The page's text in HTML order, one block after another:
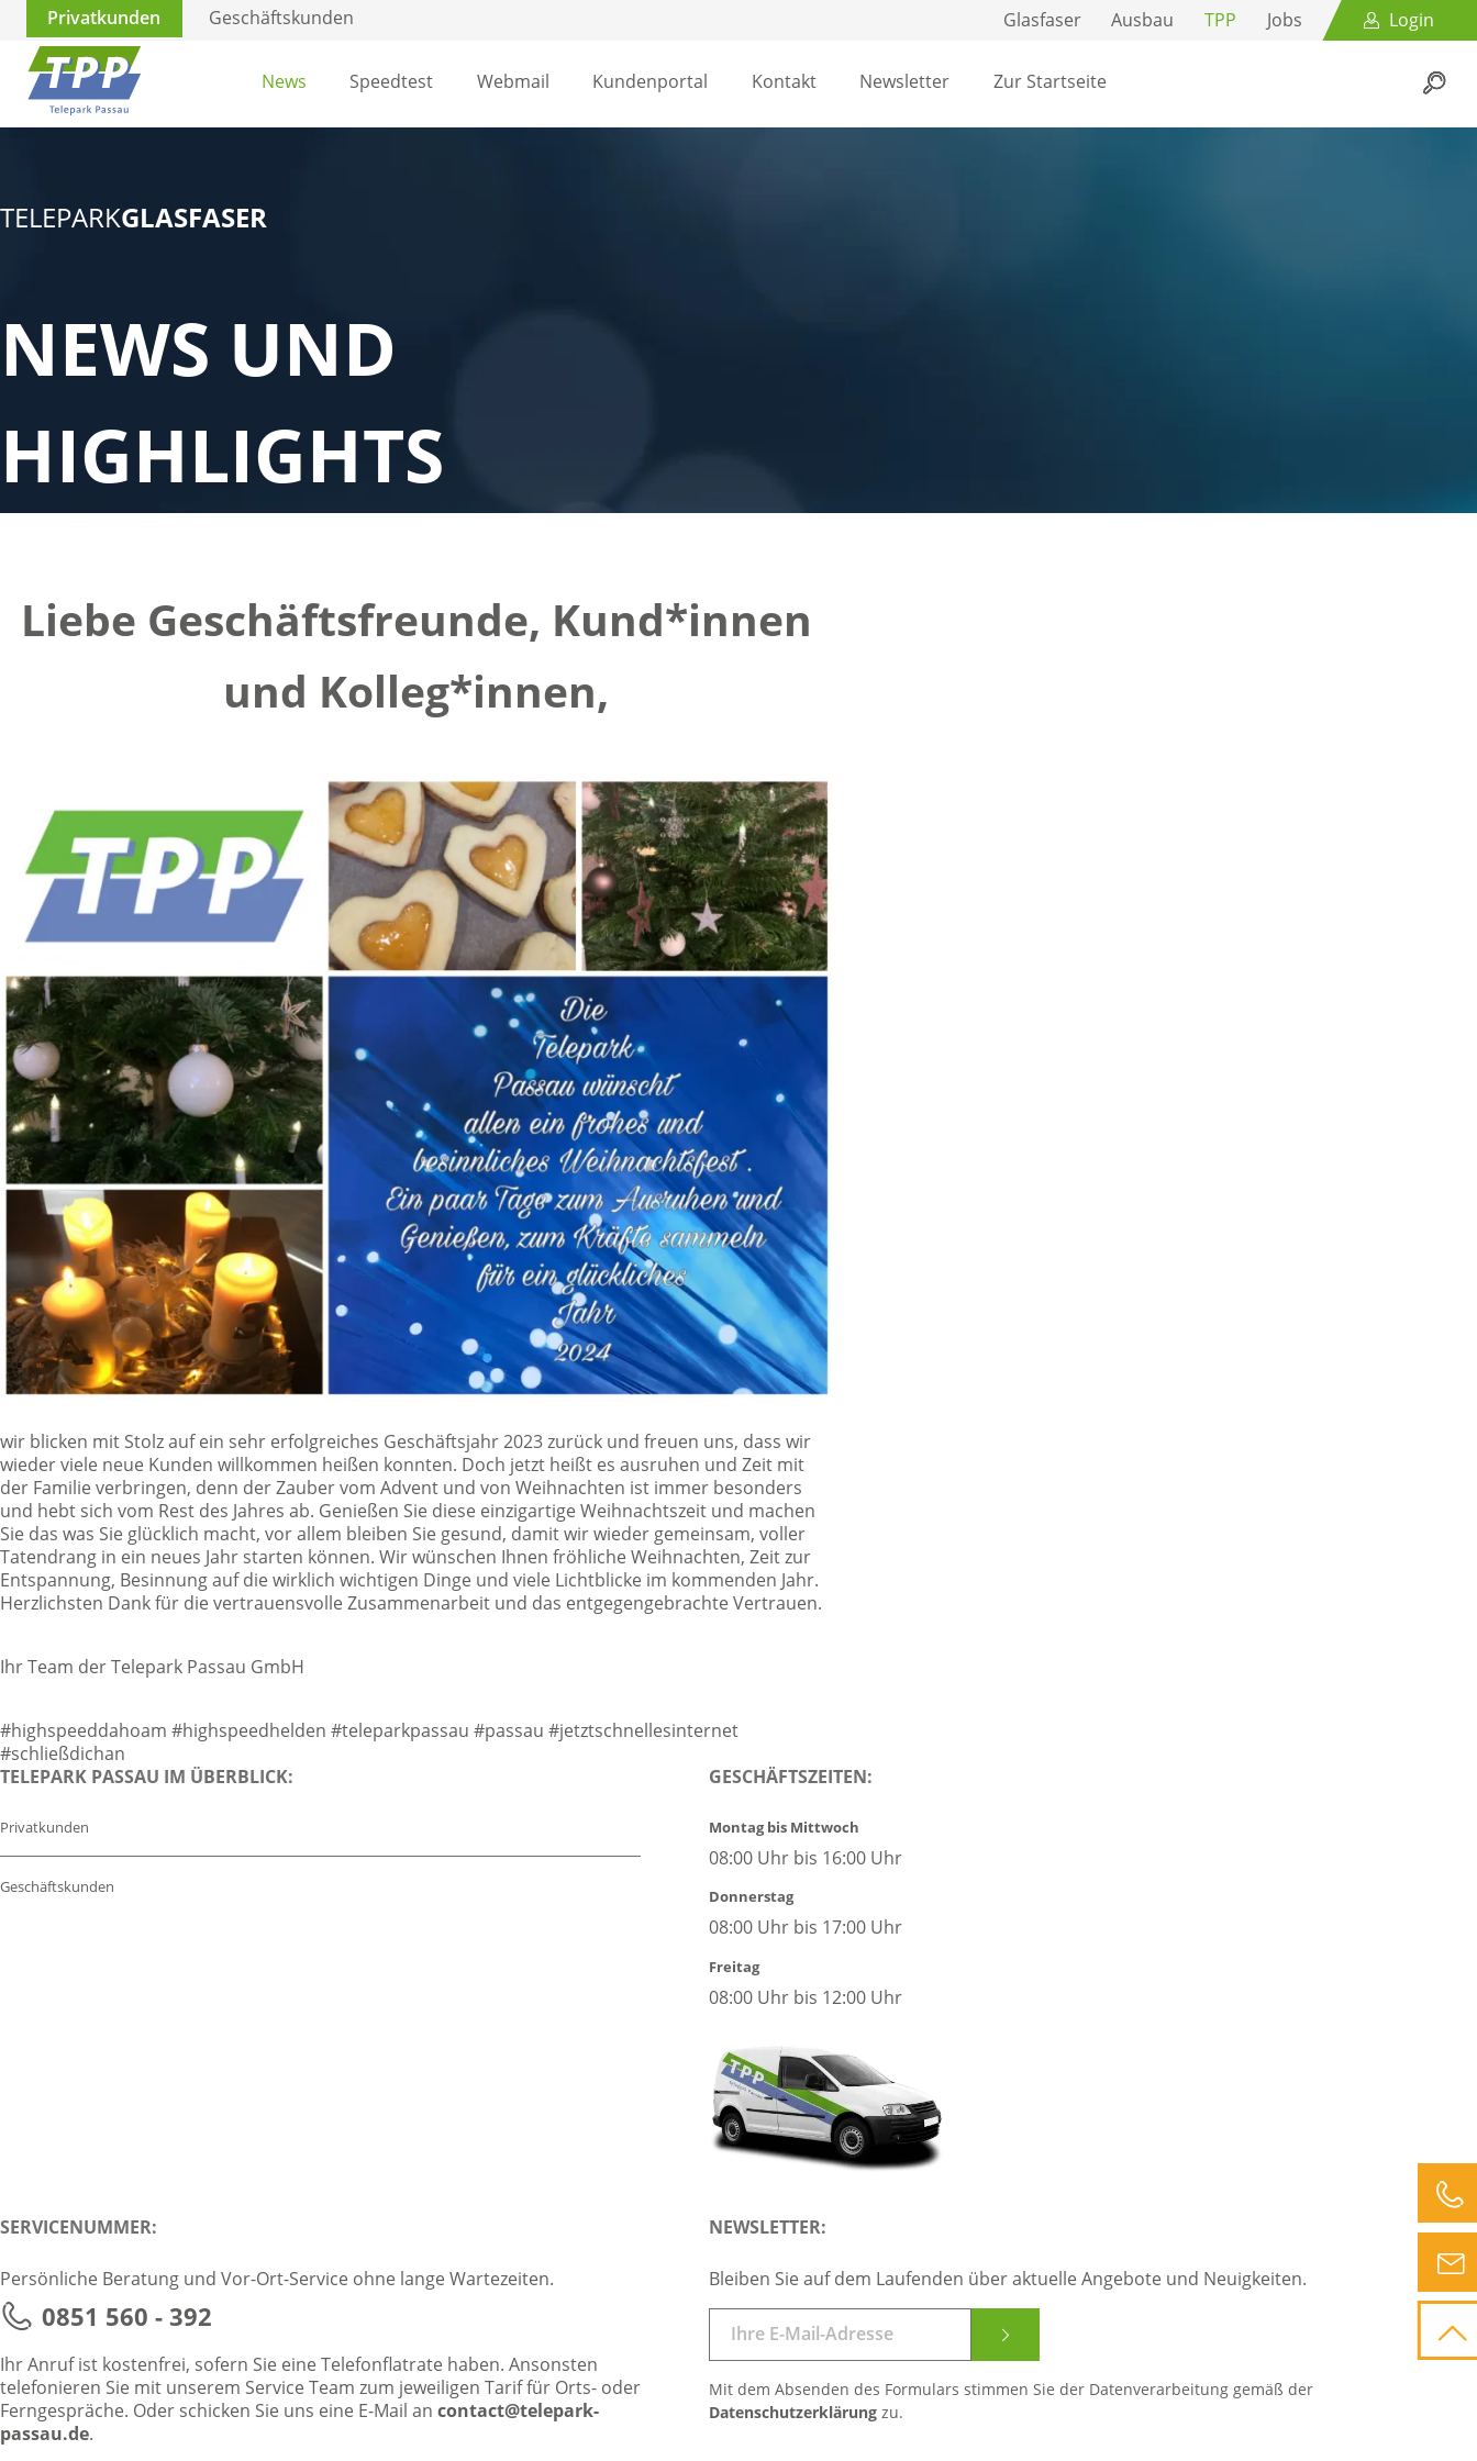
Privatkunden Geschäftskunden Glasfaser Ausbau TPP Jobs Login
News Speedtest Webmail Kundenportal Kontakt Newsletter Zur Startseite
TELEPARKGLASFASER
NEWS UND
HIGHLIGHTS
Liebe Geschäftsfreunde, Kund*innen
und Kolleg*innen,
wir blicken mit Stolz auf ein sehr erfolgreiches Geschäftsjahr 2023 zurück und freuen uns, dass wir
wieder viele neue Kunden willkommen heißen konnten. Doch jetzt heißt es ausruhen und Zeit mit
der Familie verbringen, denn der Zauber vom Advent und von Weihnachten ist immer besonders
und hebt sich vom Rest des Jahres ab. Genießen Sie diese einzigartige Weihnachtszeit und machen
Sie das was Sie glücklich macht, vor allem bleiben Sie gesund, damit wir wieder gemeinsam, voller
Tatendrang in ein neues Jahr starten können. Wir wünschen Ihnen fröhliche Weihnachten, Zeit zur
Entspannung, Besinnung auf die wirklich wichtigen Dinge und viele Lichtblicke im kommenden Jahr.
Herzlichsten Dank für die vertrauensvolle Zusammenarbeit und das entgegengebrachte Vertrauen.
Ihr Team der Telepark Passau GmbH
#highspeeddahoam #highspeedhelden #teleparkpassau #passau #jetztschnellesinternet
#schließdichan
TELEPARK PASSAU IM ÜBERBLICK:
Privatkunden
Geschäftskunden
GESCHÄFTSZEITEN:
Montag bis Mittwoch
08:00 Uhr bis 16:00 Uhr
Donnerstag
08:00 Uhr bis 17:00 Uhr
Freitag
08:00 Uhr bis 12:00 Uhr
SERVICENUMMER:
Persönliche Beratung und Vor-Ort-Service ohne lange Wartezeiten.
0851 560 - 392
Ihr Anruf ist kostenfrei, sofern Sie eine Telefonflatrate haben. Ansonsten
telefonieren Sie mit unserem Service Team zum jeweiligen Tarif für Orts- oder
Ferngespräche. Oder schicken Sie uns eine E-Mail an contact@telepark-
passau.de.
NEWSLETTER:
Bleiben Sie auf dem Laufenden über aktuelle Angebote und Neuigkeiten.
Mit dem Absenden des Formulars stimmen Sie der Datenverarbeitung gemäß der
Datenschutzerklärungzu.